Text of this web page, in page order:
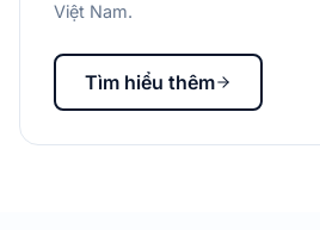
Việt Nam.
Tìm hiểu thêm